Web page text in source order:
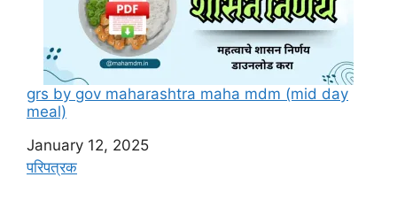
grs by gov maharashtra maha mdm (mid day
meal)
Date
January 12, 2025
In relation to
परिपत्रक